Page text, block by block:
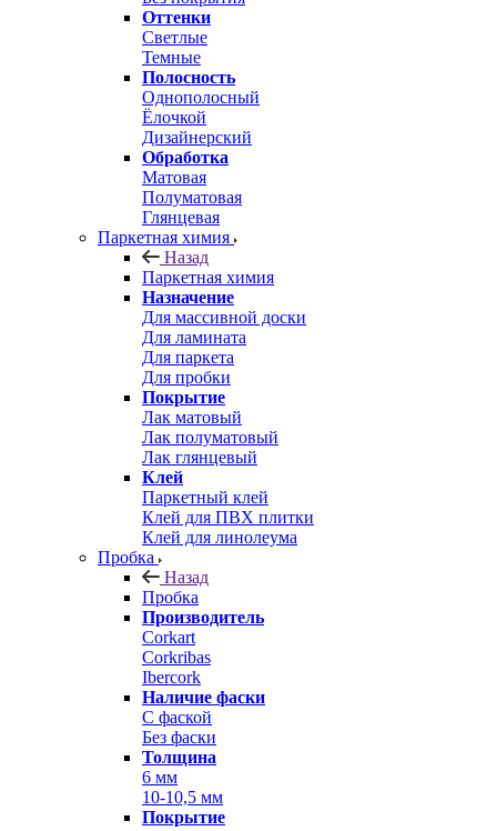
Оттенки
Светлые
Темные
Полосность
Однополосный
Ёлочкой
Дизайнерский
Обработка
Матовая
Полуматовая
Глянцевая
Паркетная химия
Назад
Паркетная химия
Назначение
Для массивной доски
Для ламината
Для паркета
Для пробки
Покрытие
Лак матовый
Лак полуматовый
Лак глянцевый
Клей
Паркетный клей
Клей для ПВХ плитки
Клей для линолеума
Пробка
Назад
Пробка
Производитель
Corkart
Corkribas
Ibercork
Наличие фаски
С фаской
Без фаски
Толщина
6 мм
10-10,5 мм
Покрытие